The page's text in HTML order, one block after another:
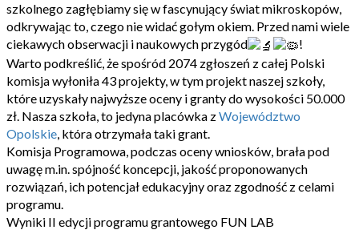
szkolnego zagłębiamy się w fascynujący świat mikroskopów,
odkrywając to, czego nie widać gołym okiem. Przed nami wiele
ciekawych obserwacji i naukowych przygód
!
Warto podkreślić, że spośród 2074 zgłoszeń z całej Polski
komisja wyłoniła 43 projekty, w tym projekt naszej szkoły,
które uzyskały najwyższe oceny i granty do wysokości 50.000
zł. Nasza szkoła, to jedyna placówka zWojewództwo
Opolskie, która otrzymała taki grant.
Komisja Programowa, podczas oceny wniosków, brała pod
uwagę m.in. spójność koncepcji, jakość proponowanych
rozwiązań, ich potencjał edukacyjny oraz zgodność z celami
programu.
Wyniki II edycji programu grantowego FUN LAB